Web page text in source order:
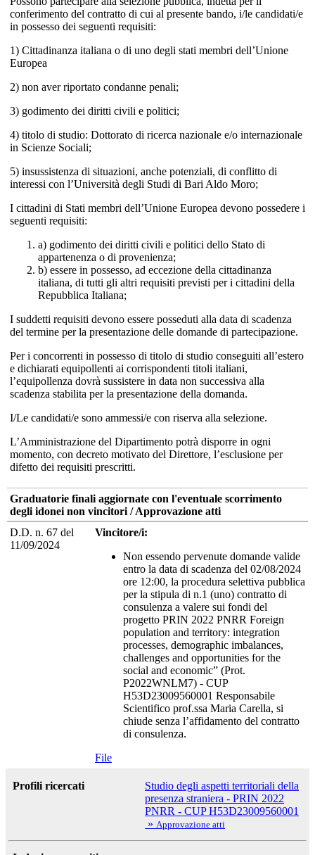
conferimento del contratto di cui al presente bando, i/le candidati/e
in possesso dei seguenti requisiti:
1) Cittadinanza italiana o di uno degli stati membri dell’Unione
Europea
2) non aver riportato condanne penali;
3) godimento dei diritti civili e politici;
4) titolo di studio: Dottorato di ricerca nazionale e/o internazionale
in Scienze Sociali;
5) insussistenza di situazioni, anche potenziali, di conflitto di
interessi con l’Università degli Studi di Bari Aldo Moro;
I cittadini di Stati membri dell’Unione Europea devono possedere i
seguenti requisiti:
a) godimento dei diritti civili e politici dello Stato di
appartenenza o di provenienza;
b) essere in possesso, ad eccezione della cittadinanza
italiana, di tutti gli altri requisiti previsti per i cittadini della
Repubblica Italiana;
I suddetti requisiti devono essere posseduti alla data di scadenza
del termine per la presentazione delle domande di partecipazione.
Per i concorrenti in possesso di titolo di studio conseguiti all’estero
e dichiarati equipollenti ai corrispondenti titoli italiani,
l’equipollenza dovrà sussistere in data non successiva alla
scadenza stabilita per la presentazione della domanda.
I/Le candidati/e sono ammessi/e con riserva alla selezione.
L’Amministrazione del Dipartimento potrà disporre in ogni
momento, con decreto motivato del Direttore, l’esclusione per
difetto dei requisiti prescritti.
Graduatorie finali aggiornate con l'eventuale scorrimento
degli idonei non vincitori / Approvazione atti
D.D. n. 67 del
11/09/2024
Vincitore/i:
Non essendo pervenute domande valide
entro la data di scadenza del 02/08/2024
ore 12:00, la procedura selettiva pubblica
per la stipula di n.1 (uno) contratto di
consulenza a valere sui fondi del
progetto PRIN 2022 PNRR Foreign
population and territory: integration
processes, demographic imbalances,
challenges and opportunities for the
social and economic” (Prot.
P2022WNLM7) - CUP
H53D23009560001 Responsabile
Scientifico prof.ssa Maria Carella, si
chiude senza l’affidamento del contratto
di consulenza.
File
Profili ricercati
Studio degli aspetti territoriali della
presenza straniera - PRIN 2022
PNRR - CUP H53D23009560001
» Approvazione atti